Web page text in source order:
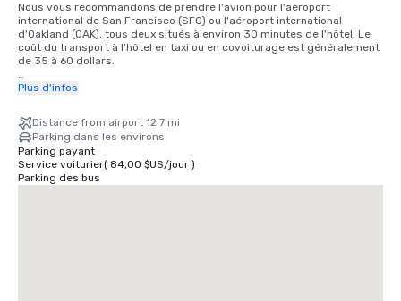
Nous vous recommandons de prendre l'avion pour l'aéroport
international de San Francisco (SFO) ou l'aéroport international
d'Oakland (OAK), tous deux situés à environ 30 minutes de l'hôtel. Le
coût du transport à l'hôtel en taxi ou en covoiturage est généralement
de 35 à 60 dollars.
Pour les clients qui souhaitent prendre le train, le train Bay Area Rapid
vous suffit de monter à bord de n'importe quel train à destination de
San Francisco à la gare BART située dans le terminal international.
Descendez du train à la gare de Montgomery Street. Le Palace Hotel
est situé à l'angle de Market Street et de New Montgomery Street,
juste en face de la gare. Le coût total est de 8,65$. Le temps de trajet
est d'environ 45 minutes.
Plus d'infos
Distance from airport 12.7 mi
Parking dans les environs
Parking payant
Service voiturier( 84,00 $US/jour)
Parking des bus